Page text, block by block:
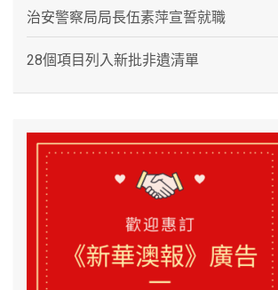
治安警察局局長伍素萍宣誓就職
28個項目列入新批非遺清單